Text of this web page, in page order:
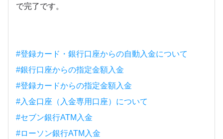
で完了です。
#登録カード・銀行口座からの自動入金について
#銀行口座からの指定金額入金
#登録カードからの指定金額入金
#入金口座（入金専用口座）について
#セブン銀行ATM入金
#ローソン銀行ATM入金